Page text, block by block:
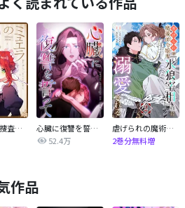
ミュエラの捜査官【タテヨミ】
心臓に復讐を誓って
52.4万
虐げられの魔術師令嬢は、『氷狼宰相』様に溺愛される【単話】
2巻分無料増
作品